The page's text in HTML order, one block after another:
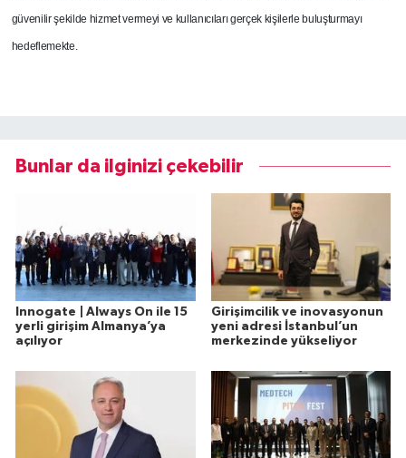
güvenilir şekilde hizmet vermeyi ve kullanıcıları gerçek kişilerle buluşturmayı
hedeflemekte.
Bunlar da ilginizi çekebilir
Innogate | Always On ile 15
yerli girişim Almanya’ya
açılıyor
Girişimcilik ve inovasyonun
yeni adresi İstanbul’un
merkezinde yükseliyor